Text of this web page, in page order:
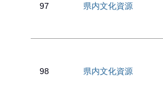
97 県内文化資源
98 県内文化資源